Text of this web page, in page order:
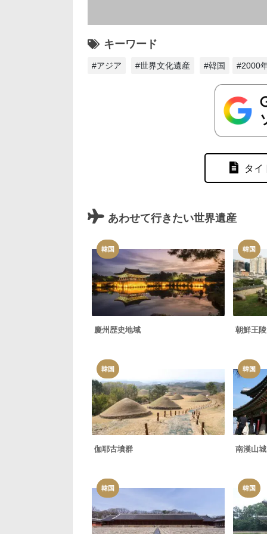
キーワード
#アジア #世界文化遺産 #韓国 #2000
タイ
あわせて行きたい世界遺産
韓国
慶州歴史地域
韓国
朝鮮王陵
韓国
伽耶古墳群
韓国
南漢山城
韓国 韓国